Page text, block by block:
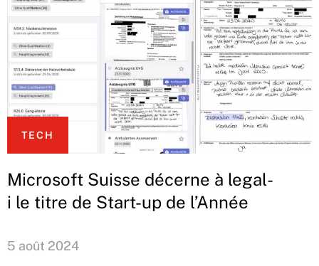
TECH
Microsoft Suisse décerne à legal-
i le titre de Start-up de l’Année
5 août 2024